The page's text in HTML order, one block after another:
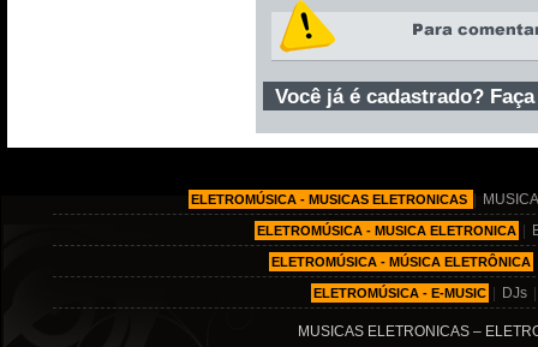
Você já é cadastrado?
ELETROMÚSICA - MUSICAS ELETRONICAS
ELETROMÚSICA - MUSICA ELETRONICA
ELETROMÚSICA - MÚSICA ELETRÔNICA
ELETROMÚSICA - E-MUSIC DJs
MUSICAS ELETRONICAS –